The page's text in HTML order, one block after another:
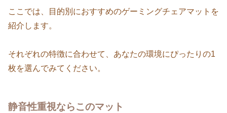
ここでは、目的別におすすめのゲーミングチェアマットを
紹介します。
それぞれの特徴に合わせて、あなたの環境にぴったりの1
枚を選んでみてください。
静音性重視ならこのマット